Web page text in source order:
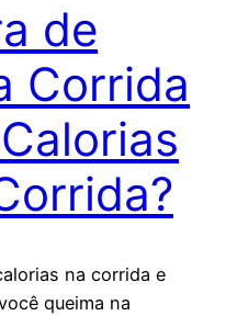
de
Corrida
na corrida e
queima na